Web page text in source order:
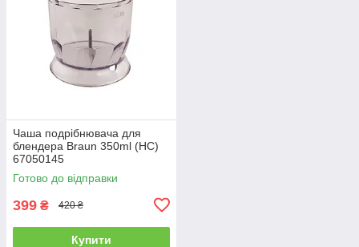
Чаша подрібнювача для
блендера Braun 350ml (HC)
67050145
Готово до відправки
399 ₴ 420 ₴
Купити